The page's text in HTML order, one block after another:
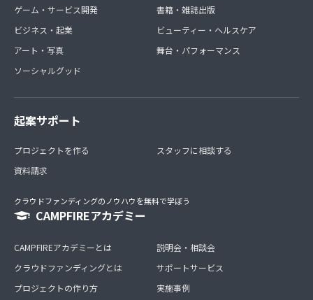
ゲーム・サービス開発
ビジネス・起業
アート・写真
ソーシャルグッド
書籍・雑誌出版
ビューティー・ヘルスケア
舞台・パフォーマンス
起案サポート
プロジェクトを作る
資料請求
スタッフに相談する
クラウドファンディングのノウハウを無料で学ぼう
CAMPFIREアカデミー
CAMPFIREアカデミーとは
クラウドファンディングとは
プロジェクトの作り方
説明会・相談会
サポートサービス
実施事例